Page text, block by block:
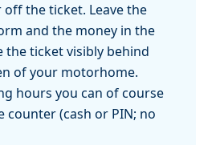
the ticket. Leave the
and the money in the
the ticket visibly behind
of your motorhome.
hours you can of course
counter (cash or PIN; no